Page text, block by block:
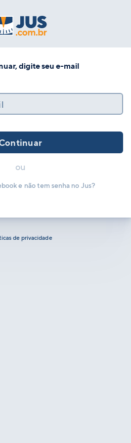
digite seu e-mail
ou
e não tem senha no Jus?
de privacidade